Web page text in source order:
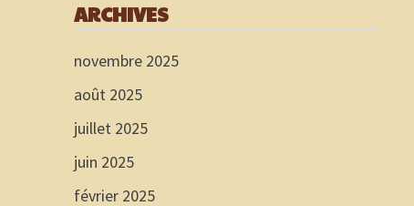
ARCHIVES
novembre 2025
août 2025
juillet 2025
juin 2025
février 2025